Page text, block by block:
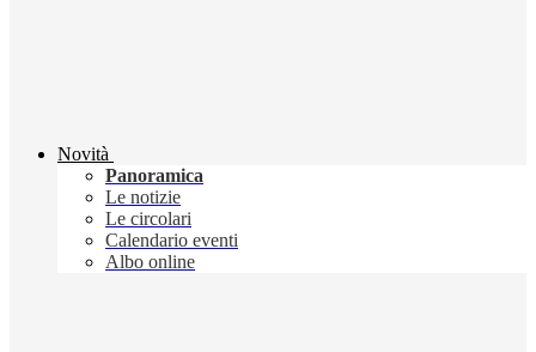
Novità
Panoramica
Le notizie
Le circolari
Calendario eventi
Albo online